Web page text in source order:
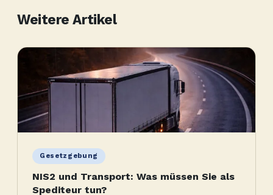
Weitere Artikel
Gesetzgebung
NIS2 und Transport: Was müssen Sie als
Spediteur tun?